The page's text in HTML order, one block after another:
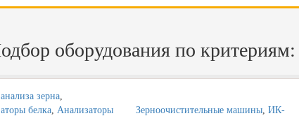
оборудования по критериям:
зерна
белка Анализаторы
Зерноочистительные машины, ИК-